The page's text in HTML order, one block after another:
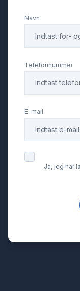
Fuld LED
Head-Up
Isofix
Kamera 360
Navn
Telefonnummer
E-mail
Ja, jeg har